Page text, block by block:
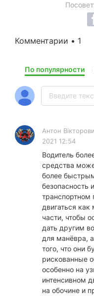
Комментарии • 1
По популярности
Антон
2021 12:54
Водитель
средства
более
безопасность
транспортном
двигаться
части, чтобы
дать другим
для манёвра,
того, что они
рискованные
особенно на
интенсивном
на обочине и